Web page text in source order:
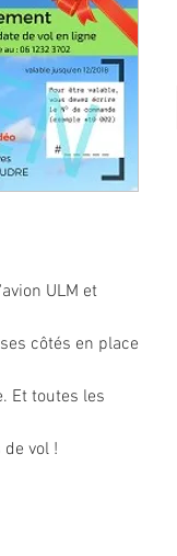
ULM et
côtés en place
Et toutes les
vol !